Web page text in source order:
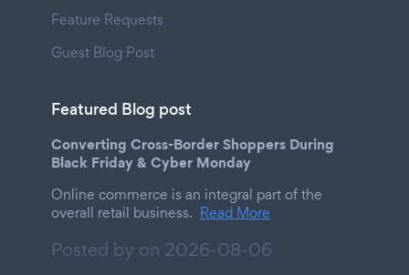
Feature Requests
Guest Blog Post
Featured Blog post
Converting Cross-Border Shoppers During
Black Friday & Cyber Monday
Online commerce is an integral part of the
overall retail business. Read More
Posted by on 2026-08-06